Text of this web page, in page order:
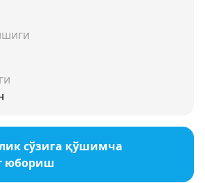
сўзига қўшимча
юбориш